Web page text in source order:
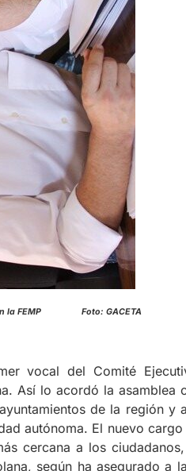
en la FEMP Foto: GACETA
vocal del Comité
Así lo acordó la asamblea
de la región y
autónoma. El nuevo
cercana a los
según ha asegurado a